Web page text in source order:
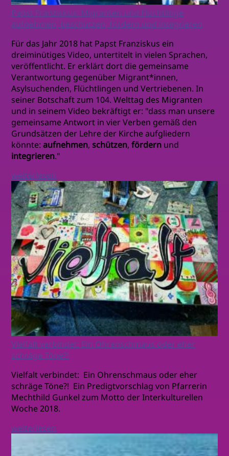
Papst Franziskus: Migranten und Flüchtlinge
aufnehmen, beschützen, fördern und integrieren
Für das Jahr 2018 hat Papst Franziskus ein
dreiminütiges Video, untertitelt in vielen Sprachen,
veröffentlicht. Er erklärt dort die gemeinsame
Verantwortung gegenüber Migrant*innen,
Asylsuchenden, Flüchtlingen und Vertriebenen. In
seiner Botschaft zum 104. Welttag des Migranten
und in seinem Video bekräftigt er: "dass man unsere
gemeinsame Antwort in vier Verben gemäß den
Grundsätzen der Lehre der Kirche aufgliedern
könnte:aufnehmen,schützen,fördern und
integrieren."
weiterlesen
Vielfalt verbindet: Ein Ohrenschmaus oder eher
schräge Töne?!
Vielfalt verbindet: Ein Ohrenschmaus oder eher
schräge Töne?! Ein Predigtvorschlag von Pfarrerin
Mechthild Gunkel zum Motto der Interkulturellen
Woche 2018.
weiterlesen